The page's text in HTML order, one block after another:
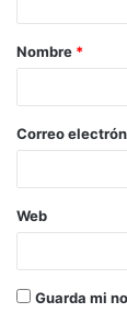
Nombre *
Correo
Web
Guarda mi